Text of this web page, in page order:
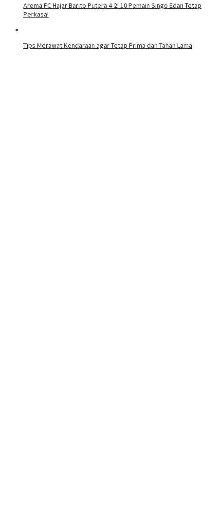
Arema FC Hajar Barito Putera 4-2! 10 Pemain Singo Edan Tetap
Perkasa!
Tips Merawat Kendaraan agar Tetap Prima dan Tahan Lama